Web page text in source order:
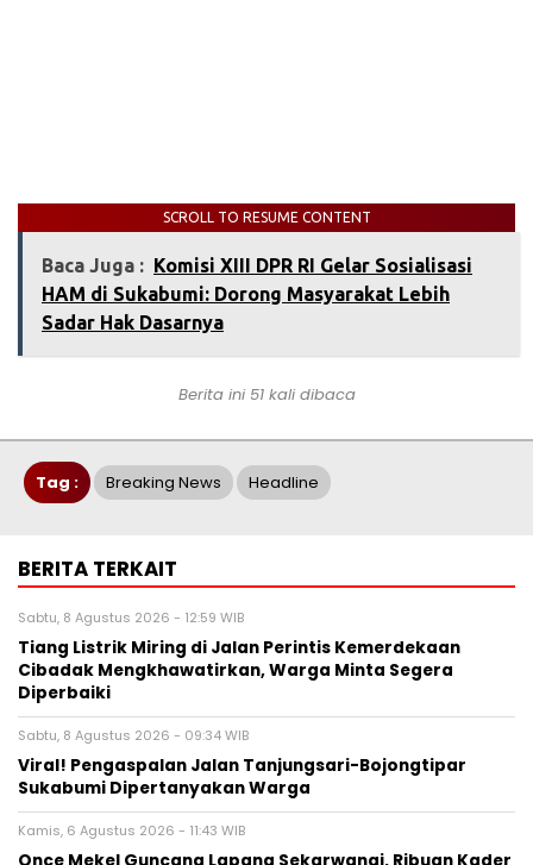
SCROLL TO RESUME CONTENT
Baca Juga : ‎Komisi XIII DPR RI Gelar Sosialisasi
HAM di Sukabumi: Dorong Masyarakat Lebih
Sadar Hak Dasarnya‎
Berita ini 51 kali dibaca
Tag : Breaking News Headline
BERITA TERKAIT
Sabtu, 8 Agustus 2026 - 12:59 WIB
Tiang Listrik Miring di Jalan Perintis Kemerdekaan
Cibadak Mengkhawatirkan, Warga Minta Segera
Diperbaiki
Sabtu, 8 Agustus 2026 - 09:34 WIB
Viral! Pengaspalan Jalan Tanjungsari-Bojongtipar
Sukabumi Dipertanyakan Warga
Kamis, 6 Agustus 2026 - 11:43 WIB